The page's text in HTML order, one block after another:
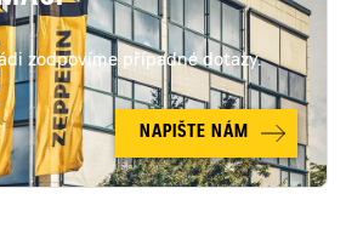
zodpovíme případné dotazy.
NAPIŠTE NÁM